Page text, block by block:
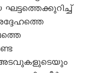
അടവുകളുടെയും